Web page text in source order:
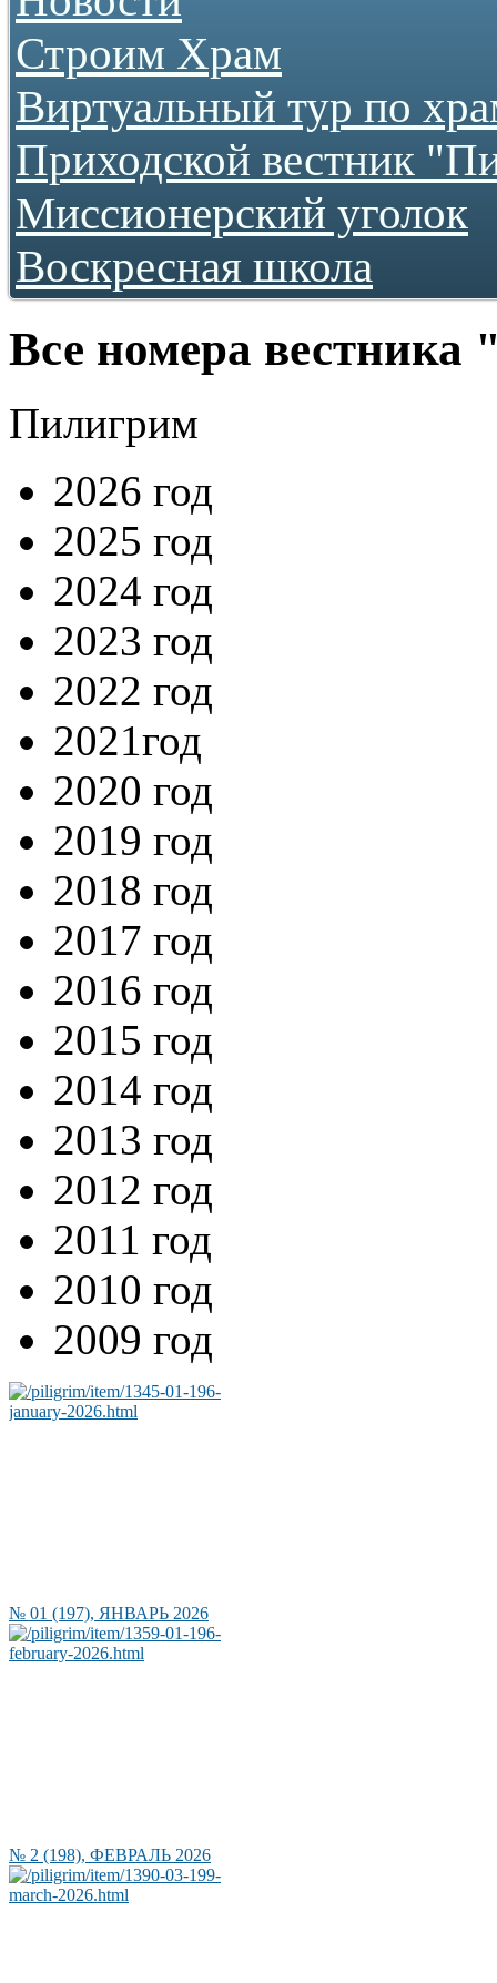
Строим Храм
Как нас найти
Фотогалереи
...как все начиналось
2009
2011
2012
2016
2017
2020
2021
2024
Виртуальный тур по
Приходской вестник
Миссионерский уголок
Воскресная школа
Все номера
Пилигрим
2026 год
2025 год
2024 год
2023 год
2022 год
2021год
2020 год
2019 год
2018 год
2017 год
2016 год
2015 год
2014 год
2013 год
2012 год
2011 год
2010 год
2009 год
№ 01 (197), ЯНВАРЬ 2026
№ 2 (198), ФЕВРАЛЬ 2026